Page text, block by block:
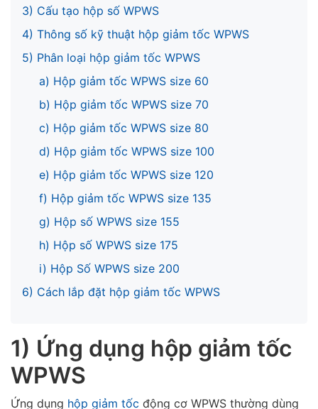
3) Cấu tạo hộp số WPWS
4) Thông số kỹ thuật hộp giảm tốc WPWS
5) Phân loại hộp giảm tốc WPWS
a) Hộp giảm tốc WPWS size 60
b) Hộp giảm tốc WPWS size 70
c) Hộp giảm tốc WPWS size 80
d) Hộp giảm tốc WPWS size 100
e) Hộp giảm tốc WPWS size 120
f) Hộp giảm tốc WPWS size 135
g) Hộp số WPWS size 155
h) Hộp số WPWS size 175
i) Hộp Số WPWS size 200
6) Cách lắp đặt hộp giảm tốc WPWS
1) Ứng dụng hộp giảm tốc
WPWS
Ứng dụng hộp giảm tốc động cơ WPWS thường dùng